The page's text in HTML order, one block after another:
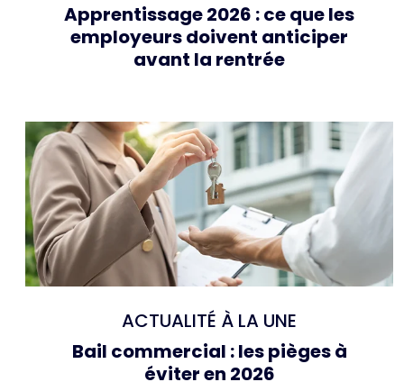
Apprentissage 2026 : ce que les
employeurs doivent anticiper
avant la rentrée
ACTUALITÉ À LA UNE
Bail commercial : les pièges à
éviter en 2026